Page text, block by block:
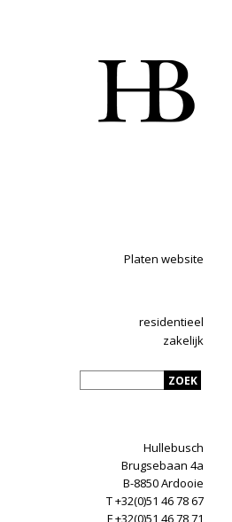
Platen website
residentieel
zakelijk
Hullebusch
Brugsebaan 4a
B-8850 Ardooie
T +32(0)51 46 78 67
F +32(0)51 46 78 71